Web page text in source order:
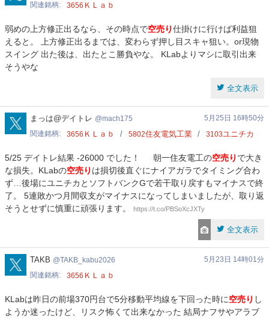
関連銘柄 3656 ＫＬａｂ
弱めの上方修正出るなら、その時点で空売り仕掛けに行けば利益狙
えると。 上方修正出るまでは、変わらず押し目スキャ狙い。or現物
スイング 出た後は、出たとこ勝負やな。 KLabよりマシに取引出来
そうやな
全文表示
mach175
まっは@デイトレ mach175
5月25日 16時50分
関連銘柄
3656 ＫＬａｂ 5802住友電気工業 3103ユニチカ
5/25 デイトレ結果 -26000 でした！ 朝一住友電工の空売り で大き
な損失。KLabの空売り は損切後直ぐにナイアガラでタイミング合わ
ず…後場にユニチカとソフトバンクGで若干取り戻すもマイナスで終
了。 5連敗かつ月間収支がマイナスになってしまいましたが、取り返
そうとせずに慎重に頑張ります。
https://t.co/PBSoXcJXTy
全文表示
TAKB_kabu2026
TAKB TAKB_kabu2026
5月23日 14時01分
関連銘柄
3656 ＫＬａｂ
KLabは昨日の前場370円台で5分移動平均線を下回った時に空売り し
ようか迷ったけど、リスク怖くて出来なかった 結局ナフサやアラブ